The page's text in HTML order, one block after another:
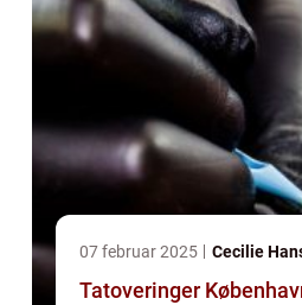
07 februar 2025 Cecilie
Tatoveringer